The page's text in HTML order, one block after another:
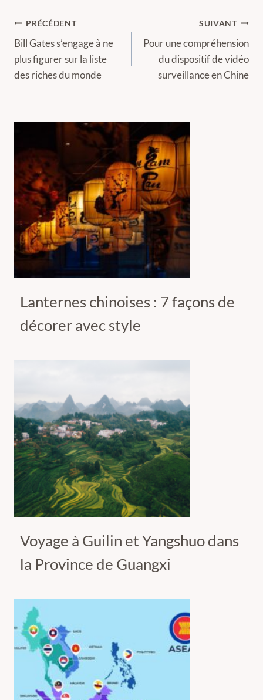
Navigation
de
l’article
PRÉCÉDENT
Bill Gates s’engage à ne
plus figurer sur la liste
des riches du monde
SUIVANT
Pour une compréhension
du dispositif de vidéo
surveillance en Chine
Lanternes chinoises : 7 façons de
décorer avec style
Voyage à Guilin et Yangshuo dans
la Province de Guangxi